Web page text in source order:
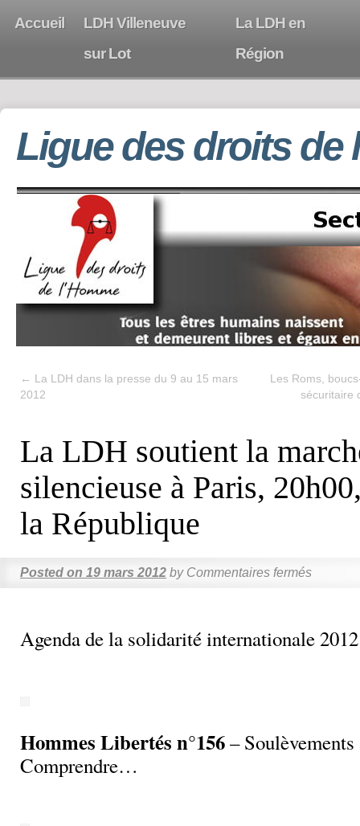
Accueil
LDH Villeneuve
sur Lot
La LDH en
Région
Ligue des droits de
← La LDH dans la presse du 9 au 15 mars
2012
Les Roms,
sécuritaire
La LDH soutient la
silencieuse à Paris,
la République
Posted on 19 mars 2012 by Commentaires fermés
Agenda de la solidarité internationale 2012
Hommes Libertés n°156– Soulèvements
Comprendre…